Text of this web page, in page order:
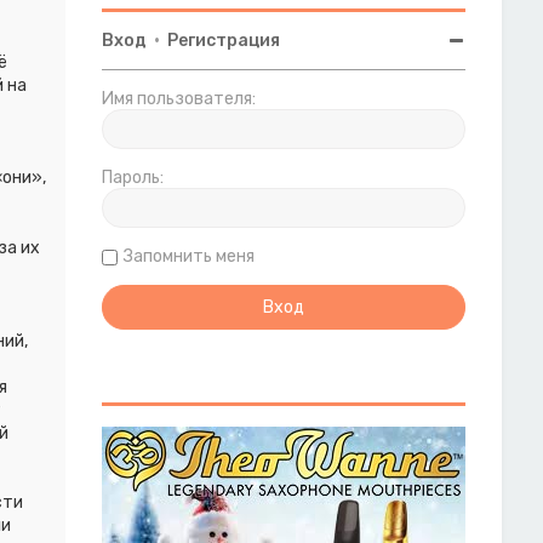
на
их
Вход • Регистрация
Имя пользователя:
Пароль:
Запомнить меня